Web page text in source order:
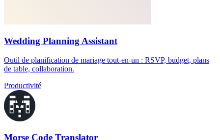
Wedding Planning Assistant
Outil de planification de mariage tout-en-un : RSVP, budget, plans
de table, collaboration.
Productivité
Morse Code Translator